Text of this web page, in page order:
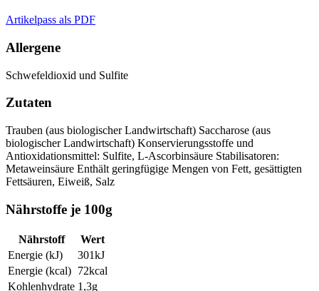
Artikelpass als PDF
Allergene
Schwefeldioxid und Sulfite
Zutaten
Trauben (aus biologischer Landwirtschaft) Saccharose (aus
biologischer Landwirtschaft) Konservierungsstoffe und
Antioxidationsmittel: Sulfite, L-Ascorbinsäure Stabilisatoren:
Metaweinsäure Enthält geringfügige Mengen von Fett, gesättigten
Fettsäuren, Eiweiß, Salz
Nährstoffe je 100g
Nährstoff
Wert
Energie (kJ)
301kJ
Energie (kcal) 72kcal
Kohlenhydrate 1,3g